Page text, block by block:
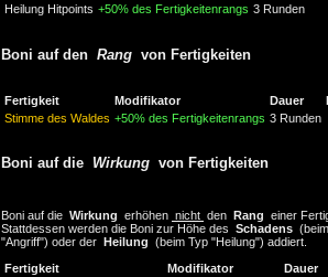
Heilung Hitpoints +50% des Fertigkeitenrangs 3 Runden
Boni auf den Rang von Fertigkeiten
Fertigkeit Modifikator Dauer
Stimme des Waldes +50% des Fertigkeitenrangs 3 Runden
Boni auf die Wirkung von Fertigkeiten
Boni auf die Wirkung erhöhen nicht den Rang einer
Stattdessen werden die Boni zur Höhe des Schadens
"Angriff") oder der Heilung (beim Typ "Heilung") addiert.
Fertigkeit
Modifikator
Dauer